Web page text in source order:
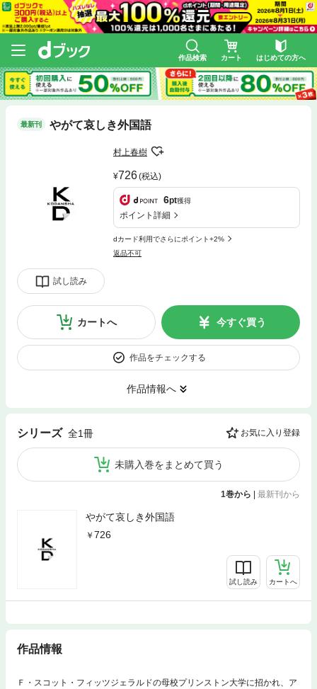
作品検索 カート はじめての方へ
最新刊 やがて哀しき外国語
試し読み
村上春樹
726(税込)
6pt獲得
ポイント詳細
dカード利用でさらにポイント+2%
返品不可
カートへ 今すぐ買う
作品をチェックする
作品情報へ
シリーズ 全1冊 お気に入り登録
未購入巻をまとめて買う
1巻から | 最新刊から
やがて哀しき外国語
726
試し読み カートへ
作品情報
Ｆ・スコット・フィッツジェラルドの母校プリンストン大学に招かれ、ア